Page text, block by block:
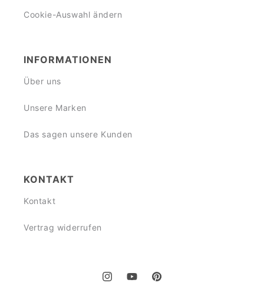
Cookie-Auswahl ändern
INFORMATIONEN
Über uns
Unsere Marken
Das sagen unsere Kunden
KONTAKT
Kontakt
Vertrag widerrufen
InstagramYouTubePinterest